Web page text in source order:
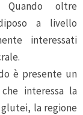
Quando oltre
a livello
interessati
è presente un
interessa la
la regione